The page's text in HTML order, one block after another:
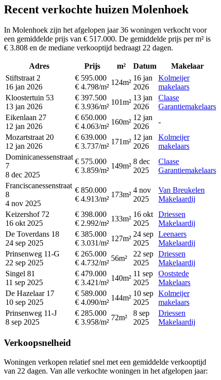
Recent verkochte huizen Molenhoek
In Molenhoek zijn het afgelopen jaar 36 woningen verkocht voor
een gemiddelde prijs van € 517.000. De gemiddelde prijs per m² is
€ 3.808 en de mediane verkooptijd bedraagt 22 dagen.
Adres Prijs m² Datum
Makelaar
Stiftstraat 2
16 jan 2026
€ 595.000
€ 4.798/m²
124m²
16 jan
2026
Kolmeijer
makelaars
Kloostertuin 53
13 jan 2026
€ 397.500
€ 3.936/m²
101m²
13 jan
2026
Claase
Garantiemakelaars
Eikenlaan 27
12 jan 2026
€ 650.000
€ 4.063/m²
160m²
12 jan
2026
-
Mozartstraat 20
12 jan 2026
€ 639.000
€ 3.737/m²
171m²
12 jan
2026
Kolmeijer
makelaars
Dominicanessenstraat
7
8 dec 2025
€ 575.000
€ 3.859/m²
149m²
8 dec
2025
Claase
Garantiemakelaars
Franciscanessenstraat
8
4 nov 2025
€ 850.000
€ 4.913/m²
173m²
4 nov
2025
Van Breukelen
Makelaardij
Keizershof 72
16 okt 2025
€ 398.000
€ 2.992/m²
133m²
16 okt
2025
Driessen
Makelaardij
De Toverdans 18
24 sep 2025
€ 385.000
€ 3.031/m²
127m²
24 sep
2025
Leenaers
Makelaardij
Prinsenweg 11-G
22 sep 2025
€ 265.000
€ 4.732/m²
56m²
22 sep
2025
Driessen
Makelaardij
Singel 81
11 sep 2025
€ 479.000
€ 3.421/m²
140m²
11 sep
2025
Ooststede
Makelaars
De Hazelaar 17
10 sep 2025
€ 589.000
€ 4.090/m²
144m²
10 sep
2025
Kolmeijer
makelaars
Prinsenweg 11-J
8 sep 2025
€ 285.000
€ 3.958/m²
72m²
8 sep
2025
Driessen
Makelaardij
Verkoopsnelheid
Woningen verkopen relatief snel met een gemiddelde verkooptijd
van 22 dagen. Van alle verkochte woningen in het afgelopen jaar: